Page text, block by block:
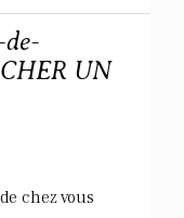
UN
chez vous